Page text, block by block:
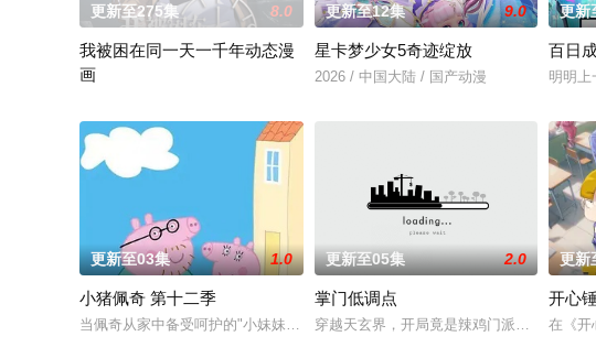
更新至275集 8.0
我被困在同一天一千年动态漫
画
更新至12集 9.0
星卡梦少女5奇迹绽放
2026 / 中国大陆 / 国产动漫
更新
百日
明明
更新至03集 1.0
小猪佩奇 第十二季
当佩奇从家中备受呵护的"小妹妹"一跃成为肩负责任的"大姐姐"，而乔治从集万千
更新至05集 2.0
掌门低调点
穿越天玄界，开局竟是辣鸡门派掌门人！都
更新
开心
在《开